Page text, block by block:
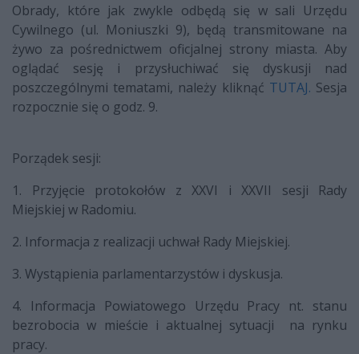
Obrady, które jak zwykle odbędą się w sali Urzędu
Cywilnego (ul. Moniuszki 9), będą transmitowane na
żywo za pośrednictwem oficjalnej strony miasta. Aby
oglądać sesję i przysłuchiwać się dyskusji nad
poszczególnymi tematami, należy kliknąć TUTAJ. Sesja
rozpocznie się o godz. 9.
Porządek sesji:
1. Przyjęcie protokołów z XXVI i XXVII sesji Rady
Miejskiej w Radomiu.
2. Informacja z realizacji uchwał Rady Miejskiej.
3. Wystąpienia parlamentarzystów i dyskusja.
4. Informacja Powiatowego Urzędu Pracy nt. stanu
bezrobocia w mieście i aktualnej sytuacji na rynku
pracy.